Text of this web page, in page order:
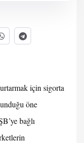
için sigorta
öne
bağlı